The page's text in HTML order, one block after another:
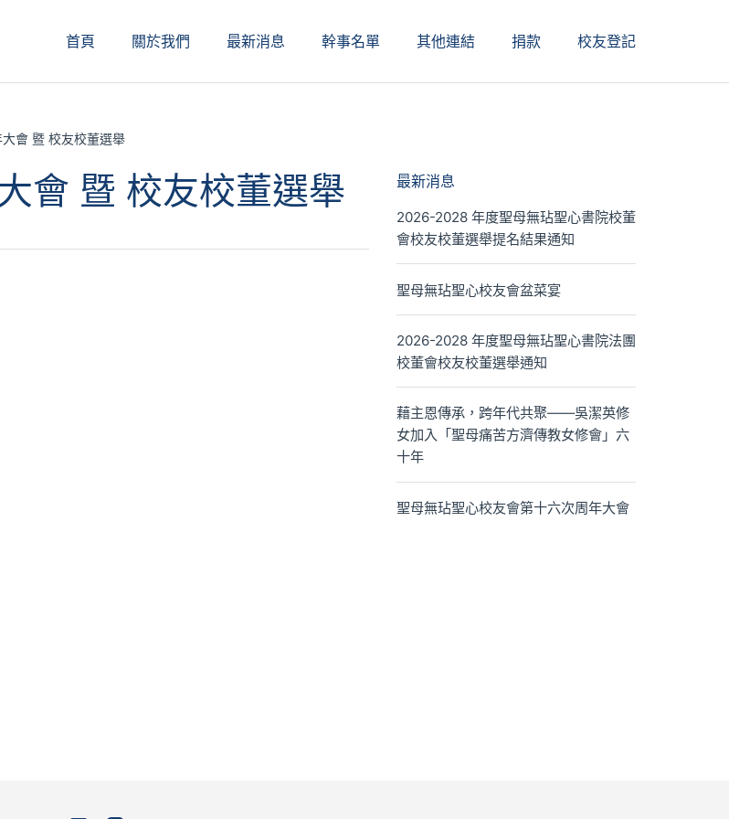
首頁 關於我們 最新消息 幹事名單 其他連結 捐款 校友登記
會 暨 校友校董選舉
會 暨 校友校董選舉 最新消息
2026-2028 年度聖母無玷聖心書院校董
會校友校董選舉提名結果通知
聖母無玷聖心校友會盆菜宴
2026-2028 年度聖母無玷聖心書院法團
校董會校友校董選舉通知
藉主恩傳承，跨年代共聚——吳潔英修
女加入「聖母痛苦方濟傳教女修會」六
十年
聖母無玷聖心校友會第十六次周年大會